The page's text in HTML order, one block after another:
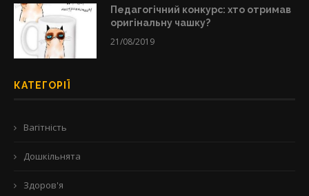
Педагогічний конкурс: хто отримав
оригінальну чашку?
21/08/2019
КАТЕГОРІЇ
Вагітність
Дошкільнята
Здоров'я